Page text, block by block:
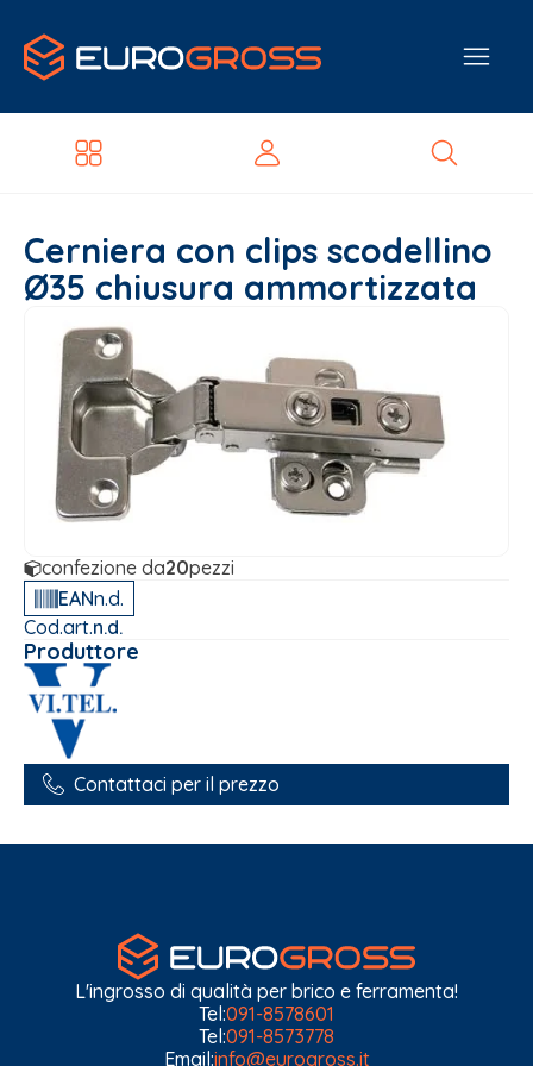
Cerniera con clips scodellino
Ø35 chiusura ammortizzata
confezione da20pezzi
EANn.d.
Cod.art.n.d.
Produttore
Contattaci per il prezzo
L'ingrosso di qualità per brico e ferramenta!
Tel:091-8578601
Tel:091-8573778
Email:info@eurogross.it